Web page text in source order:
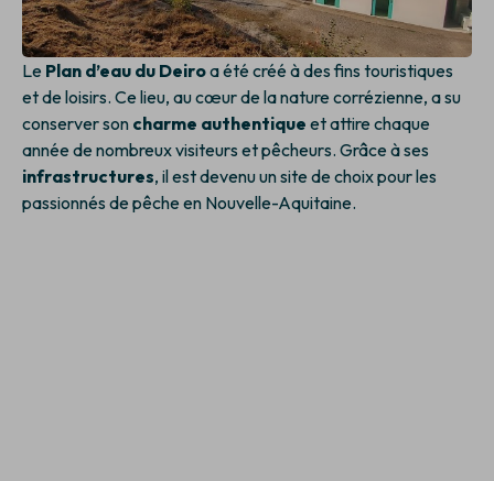
Le Plan d’eau du Deiroa été créé à des fins touristiques
et de loisirs. Ce lieu, au cœur de la nature corrézienne, a su
conserver son charme authentique et attire chaque
année de nombreux visiteurs et pêcheurs. Grâce à ses
infrastructures, il est devenu un site de choix pour les
passionnés de pêche en Nouvelle-Aquitaine.